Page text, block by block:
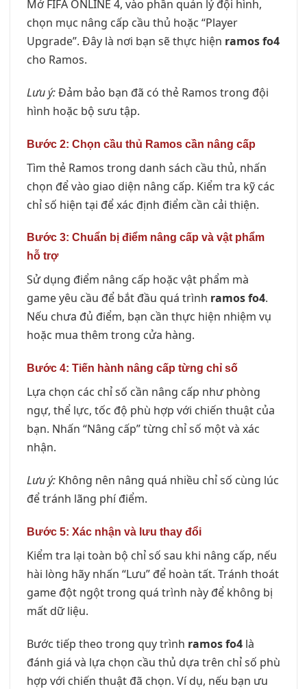
Mở FIFA ONLINE 4, vào phần quản lý đội hình,
chọn mục nâng cấp cầu thủ hoặc “Player
Upgrade”. Đây là nơi bạn sẽ thực hiện ramos fo4
cho Ramos.
Lưu ý:Đảm bảo bạn đã có thẻ Ramos trong đội
hình hoặc bộ sưu tập.
Bước 2: Chọn cầu thủ Ramos cần nâng cấp
Tìm thẻ Ramos trong danh sách cầu thủ, nhấn
chọn để vào giao diện nâng cấp. Kiểm tra kỹ các
chỉ số hiện tại để xác định điểm cần cải thiện.
Bước 3: Chuẩn bị điểm nâng cấp và vật phẩm
hỗ trợ
Sử dụng điểm nâng cấp hoặc vật phẩm mà
game yêu cầu để bắt đầu quá trình ramos fo4.
Nếu chưa đủ điểm, bạn cần thực hiện nhiệm vụ
hoặc mua thêm trong cửa hàng.
Bước 4: Tiến hành nâng cấp từng chỉ số
Lựa chọn các chỉ số cần nâng cấp như phòng
ngự, thể lực, tốc độ phù hợp với chiến thuật của
bạn. Nhấn “Nâng cấp” từng chỉ số một và xác
nhận.
Lưu ý: Không nên nâng quá nhiều chỉ số cùng lúc
để tránh lãng phí điểm.
Bước 5: Xác nhận và lưu thay đổi
Kiểm tra lại toàn bộ chỉ số sau khi nâng cấp, nếu
hài lòng hãy nhấn “Lưu” để hoàn tất. Tránh thoát
game đột ngột trong quá trình này để không bị
mất dữ liệu.
Bước tiếp theo trong quy trình ramos fo4 là
đánh giá và lựa chọn cầu thủ dựa trên chỉ số phù
hợp với chiến thuật đã chọn. Ví dụ, nếu bạn ưu